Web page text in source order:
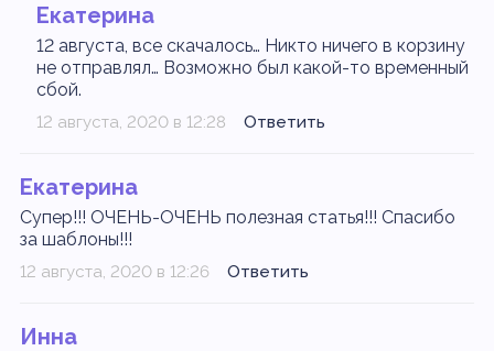
Екатерина
12 августа, все скачалось… Никто ничего в корзину
не отправлял… Возможно был какой-то временный
сбой.
12 августа, 2020 в 12:28 Ответить
Екатерина
Супер!!! ОЧЕНЬ-ОЧЕНЬ полезная статья!!! Спасибо
за шаблоны!!!
12 августа, 2020 в 12:26 Ответить
Инна